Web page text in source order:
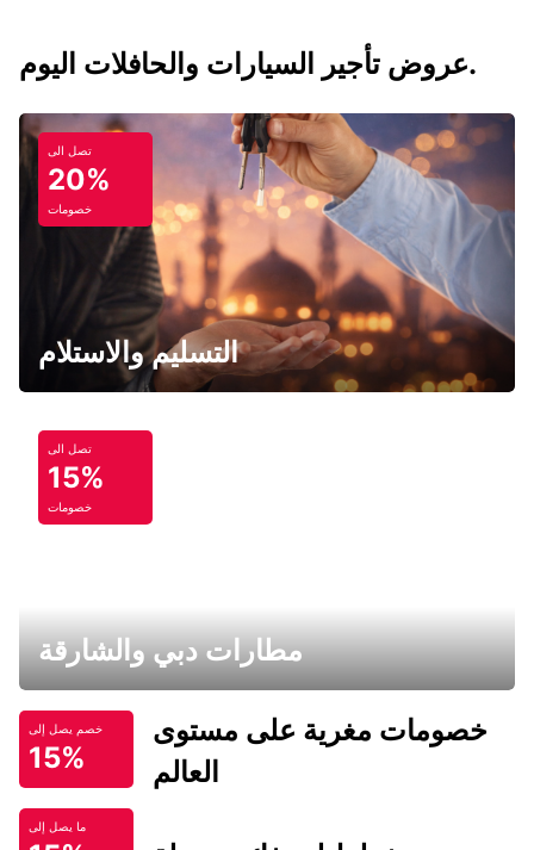
عروض تأجير السيارات والحافلات اليوم.
تصل الى
20%
خصومات
التسليم والاستلام
تصل الى
15%
خصومات
مطارات دبي والشارقة
خصم يصل إلى
15%
خصومات مغرية على مستوى
العالم
ما يصل إلى